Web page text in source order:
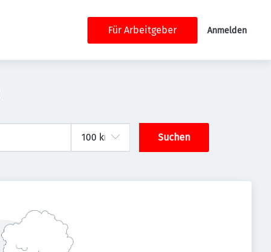
Für Arbeitgeber Anmelden
Suchen